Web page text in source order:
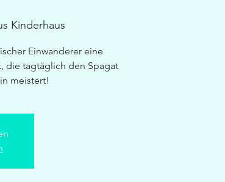
Kinderhaus
Einwanderer eine
die tagtäglich den Spagat
meistert!